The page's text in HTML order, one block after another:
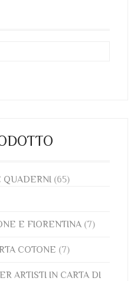
QUADERNI (65)
E FIORENTINA (7)
COTONE (7)
ARTISTI IN CARTA DI